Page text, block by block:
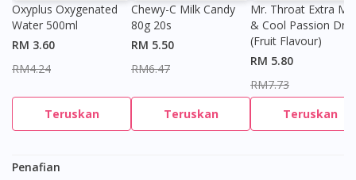
Oxyplus Oxygenated
Water 500ml
RM 3.60
RM4.24
Teruskan
Chewy-C Milk Candy
80g 20s
RM 5.50
RM6.47
Teruskan
Mr. Throat Extra
& Cool Passion
(Fruit Flavour)
RM 5.80
RM7.73
Teruskan
Penafian